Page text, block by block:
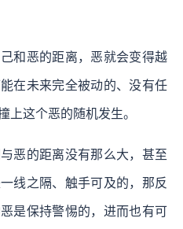
和恶的距离，恶就会变得越
在未来完全被动的、没有任
上这个恶的随机发生。
恶的距离没有那么大，甚至
线之隔、触手可及的，那反
是保持警惕的，进而也有可